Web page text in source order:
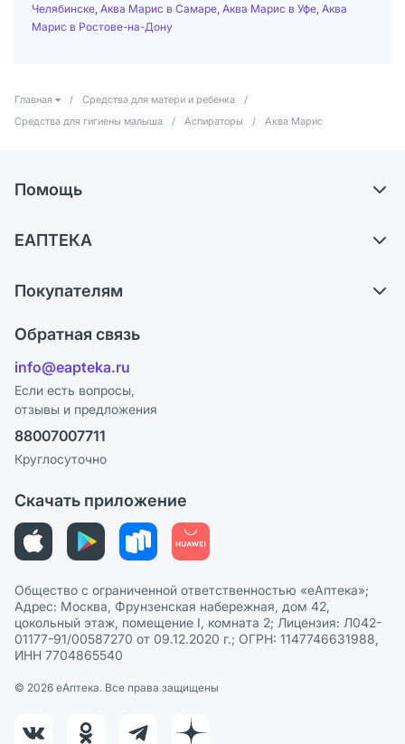
Челябинске Аква Марис в Самаре Аква Марис в Уфе Аква
Марис в Ростове-на-Дону
Главная / Средства для матери и ребенка
/
Средства для гигиены малыша
/ Аспираторы / Аква Марис
Помощь
Самовывоз из аптек
Ответы на вопросы
Блог
ЕАПТЕКА
Карьера
Поставщики
Лицензия
Реклама на сайте
Ваши товары на ЕАПТЕКЕ
Покупателям
Программа СберСпасибо
Политика конфиденциальности
Пользовательское соглашение
Политика рекомендаций
Этика и соответствие
Политика в отношении обработки персональных данных
Обратная связь
info@eapteka.ru
Если есть вопросы,
отзывы и предложения
88007007711
Круглосуточно
Скачать приложение
Общество с ограниченной ответственностью «еАптека»;
Адрес: Москва, Фрунзенская набережная, дом 42,
цокольный этаж, помещение I, комната 2; Лицензия: Л042-
01177-91/00587270 от 09.12.2020 г.; ОГРН: 1147746631988,
ИНН 7704865540
© 2026 eАптека. Все права защищены